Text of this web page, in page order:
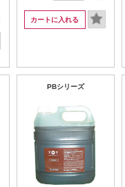
カートに入れる
PBシリーズ